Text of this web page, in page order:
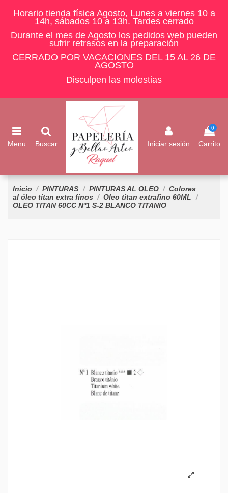
Horario tienda física Agosto, Lunes a viernes 10 a
14h, sábados 10 a 13h. Tardes cerrado
Durante el mes de Agosto los pedidos web pueden
sufrir retrasos en la preparación
CERRADO POR VACACIONES DEL 15 AL 26 DE
AGOSTO
Disculpen las molestias
Menu Buscar Iniciar sesión
0
Carrito
Inicio PINTURAS PINTURAS AL OLEO
Colores
al óleo titan extra finos
Oleo titan extrafino 60ML
OLEO TITAN 60CC Nº1 S-2 BLANCO TITANIO